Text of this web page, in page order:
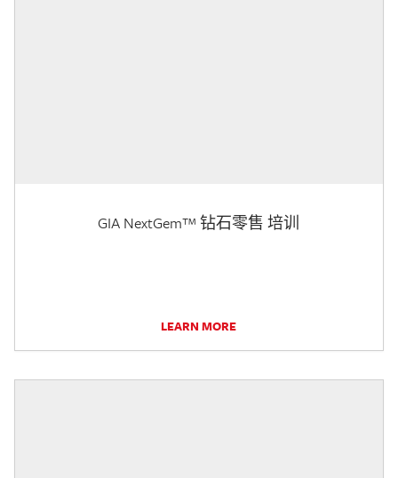
GIA NextGem™ 钻石零售 培训
LEARN MORE